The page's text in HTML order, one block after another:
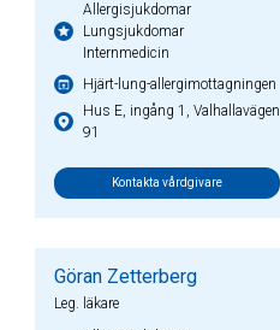
Allergisjukdomar
Lungsjukdomar
Internmedicin
Hjärt-lung-allergimottagningen
Hus E, ingång 1, Valhallavägen
91
Kontakta vårdgivare
Göran Zetterberg
Leg. läkare